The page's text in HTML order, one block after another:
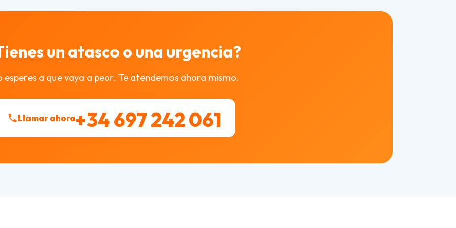
un atasco o una urgencia?
esperes a que vaya a peor. Te atendemos ahora mismo.
Llamar ahora+34 697 242 061